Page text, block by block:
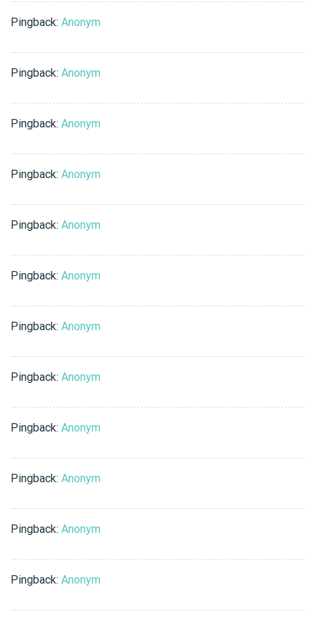
Pingback: Anonym
Pingback: Anonym
Pingback: Anonym
Pingback: Anonym
Pingback: Anonym
Pingback: Anonym
Pingback: Anonym
Pingback: Anonym
Pingback: Anonym
Pingback: Anonym
Pingback: Anonym
Pingback: Anonym